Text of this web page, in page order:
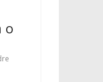
o